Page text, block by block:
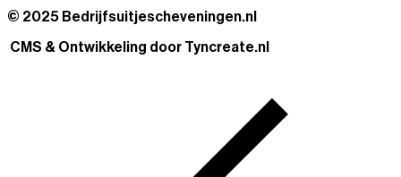
© 2025 Bedrijfsuitjescheveningen.nl
CMS & Ontwikkeling door Tyncreate.nl